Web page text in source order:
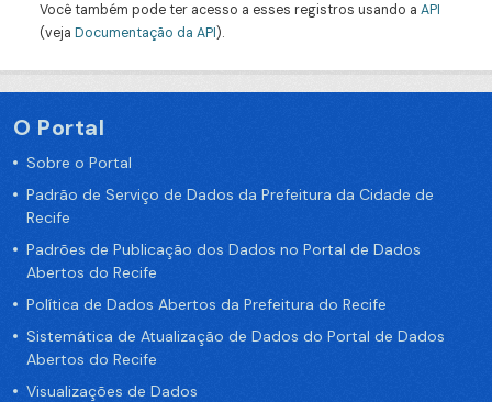
Você também pode ter acesso a esses registros usando a API
(veja Documentação da API).
O Portal
Sobre o Portal
Padrão de Serviço de Dados da Prefeitura da Cidade de
Recife
Padrões de Publicação dos Dados no Portal de Dados
Abertos do Recife
Política de Dados Abertos da Prefeitura do Recife
Sistemática de Atualização de Dados do Portal de Dados
Abertos do Recife
Visualizações de Dados